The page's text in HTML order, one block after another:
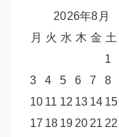
2026年8月
月 火 水 木 金 土
1
3
4 5 6 7 8
10 11 12 13 14 15
17 18 19 20 21 22